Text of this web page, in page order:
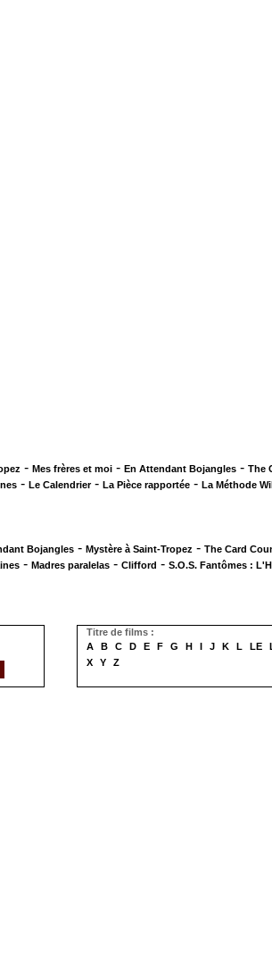
- Mes frères et moi - En Attendant Bojangles - The
- Le Calendrier- La Pièce rapportée - La Méthode
Bojangles - Mystère à Saint-Tropez - The Card
- Madres paralelas - Clifford - S.O.S. Fantômes :
Titre de films :
A
B C D E F G H I J K L LE
X
Y Z